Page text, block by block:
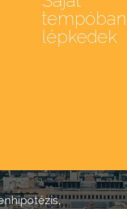
tempóban
lépkedek